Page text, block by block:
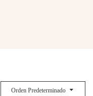
Orden Predeterminado